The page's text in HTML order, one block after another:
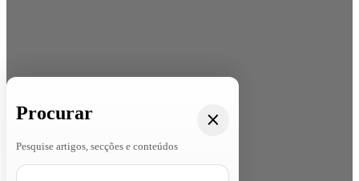
Procurar
Pesquise artigos, secções e conteúdos